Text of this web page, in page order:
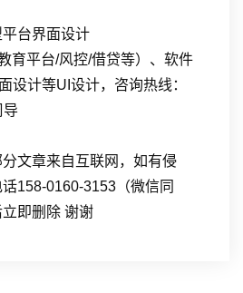
台界面设计
育平台/风控/借贷等）、软件
设计等UI设计，咨询热线：
导
文章来自互联网，如有侵
158-0160-3153（微信同
即删除 谢谢